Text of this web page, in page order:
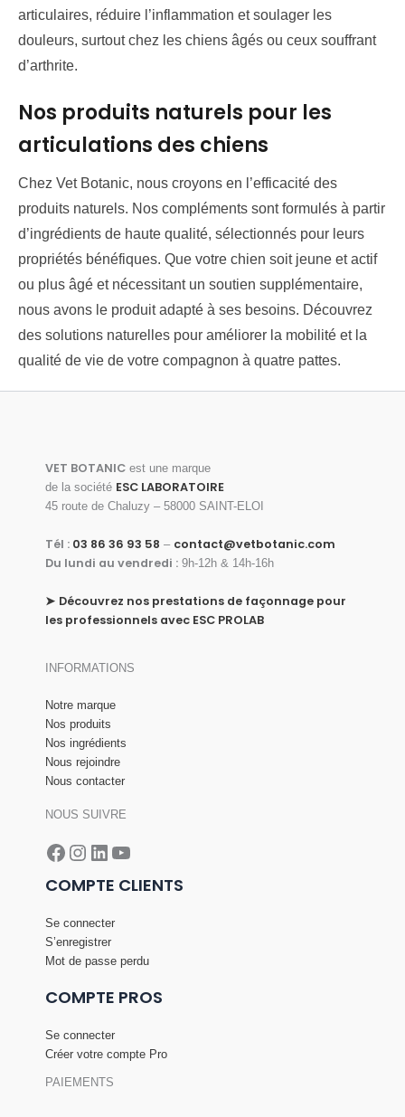
articulaires, réduire l’inflammation et soulager les
douleurs, surtout chez les chiens âgés ou ceux souffrant
d’arthrite.
Nos produits naturels pour les
articulations des chiens
Chez Vet Botanic, nous croyons en l’efficacité des
produits naturels. Nos compléments sont formulés à partir
d’ingrédients de haute qualité, sélectionnés pour leurs
propriétés bénéfiques. Que votre chien soit jeune et actif
ou plus âgé et nécessitant un soutien supplémentaire,
nous avons le produit adapté à ses besoins. Découvrez
des solutions naturelles pour améliorer la mobilité et la
qualité de vie de votre compagnon à quatre pattes.
VET BOTANIC est une marque
de la société ESC LABORATOIRE
45 route de Chaluzy – 58000 SAINT-ELOI
Tél : 03 86 36 93 58 – contact@vetbotanic.com
Du lundi au vendredi : 9h-12h & 14h-16h
➤ Découvrez nos prestations de façonnage pour
les professionnels avec ESC PROLAB
INFORMATIONS
Notre marque
Nos produits
Nos ingrédients
Nous rejoindre
Nous contacter
NOUS SUIVRE
Facebook
Instagram
LinkedIn
YouTube
COMPTE CLIENTS
Se connecter
S’enregistrer
Mot de passe perdu
COMPTE PROS
Se connecter
Créer votre compte Pro
PAIEMENTS